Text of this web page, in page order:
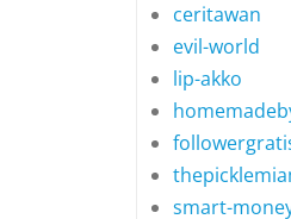
ceritawan
evil-world
lip-akko
smart-